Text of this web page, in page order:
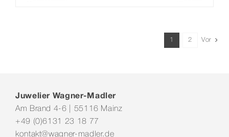
1 2 Vor
Juwelier Wagner-Madler
Am Brand 4-6 | 55116 Mainz
+49 (0)6131 23 18 77
kontakt@wagner-madler.de